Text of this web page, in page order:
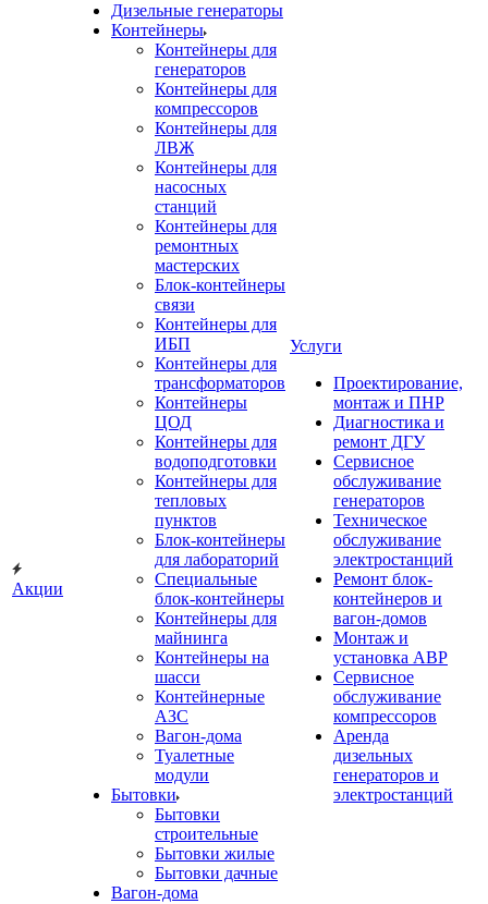
Акции
Дизельные генераторы
Контейнеры
Контейнеры для
генераторов
Контейнеры для
компрессоров
Контейнеры для
ЛВЖ
Контейнеры для
насосных
станций
Контейнеры для
ремонтных
мастерских
Блок-контейнеры
связи
Контейнеры для
ИБП
Контейнеры для
трансформаторов
Контейнеры
ЦОД
Контейнеры для
водоподготовки
Контейнеры для
тепловых
пунктов
Блок-контейнеры
для лабораторий
Специальные
блок-контейнеры
Контейнеры для
майнинга
Контейнеры на
шасси
Контейнерные
АЗС
Вагон-дома
Туалетные
модули
Бытовки
Бытовки
строительные
Бытовки жилые
Бытовки дачные
Вагон-дома
Услуги
Проектирование,
монтаж и ПНР
Диагностика и
ремонт ДГУ
Сервисное
обслуживание
генераторов
Техническое
обслуживание
электростанций
Ремонт блок-
контейнеров и
вагон-домов
Монтаж и
установка АВР
Сервисное
обслуживание
компрессоров
Аренда
дизельных
генераторов и
электростанций